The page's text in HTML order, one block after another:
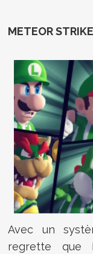
METEOR STRIKE
Avec un
regrette que